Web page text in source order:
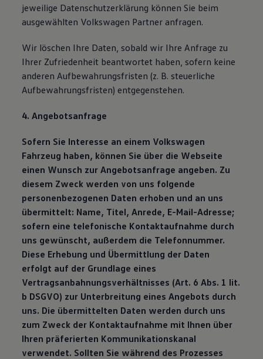
jeweilige Datenschutzerklärung können Sie beim
ausgewählten Volkswagen Partner anfragen.
Wir löschen Ihre Daten, sobald wir Ihre Anfrage zu
Ihrer Zufriedenheit beantwortet haben, sofern keine
anderen Aufbewahrungsfristen (z. B. steuerliche
Aufbewahrungsfristen) entgegenstehen.
4. Angebotsanfrage
Sofern Sie Interesse an einem Volkswagen
Fahrzeug haben, können Sie über die Webseite
einen Wunsch zur Angebotsanfrage angeben. Zu
diesem Zweck werden von uns folgende
personenbezogenen Daten erhoben und an uns
übermittelt: Name, Titel, Anrede, E-Mail-Adresse;
sofern eine telefonische Kontaktaufnahme durch
uns gewünscht, außerdem die Telefonnummer.
Diese Erhebung und Übermittlung der Daten
erfolgt auf der Grundlage eines
Vertragsanbahnungsverhältnisses (Art. 6 Abs. 1 lit.
b DSGVO) zur Unterbreitung eines Angebots durch
uns. Die übermittelten Daten werden durch uns
zum Zweck der Kontaktaufnahme mit Ihnen über
Ihren präferierten Kommunikationskanal
verwendet. Sollten Sie während des Prozesses